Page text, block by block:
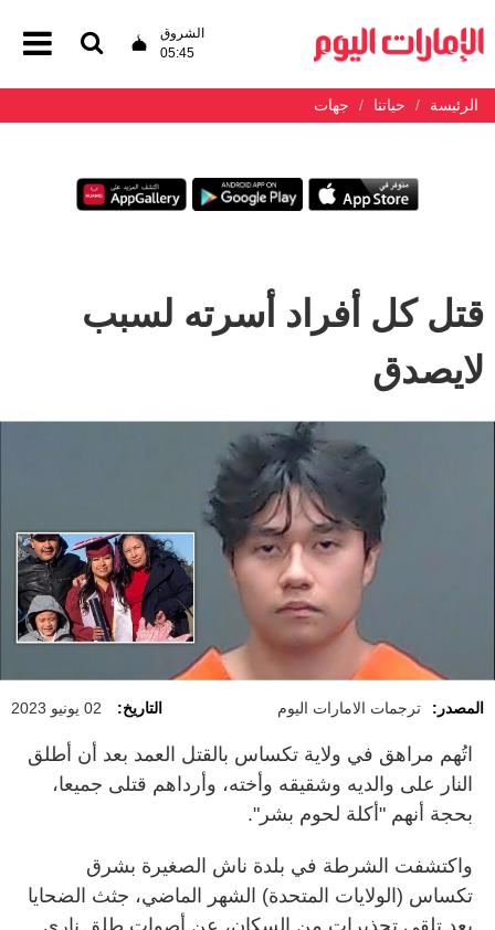
الشروق
05:45
الرئيسة حياتنا جهات
قتل كل أفراد أسرته لسبب
لايصدق
المصدر: ترجمات الامارات اليوم التاريخ: 02 يونيو 2023
اتُهم مراهق في ولاية تكساس بالقتل العمد بعد أن أطلق
النار على والديه وشقيقه وأخته، وأرداهم قتلى جميعا،
بحجة أنهم "أكلة لحوم بشر".
واكتشفت الشرطة في بلدة ناش الصغيرة بشرق
تكساس (الولايات المتحدة) الشهر الماضي، جثث الضحايا